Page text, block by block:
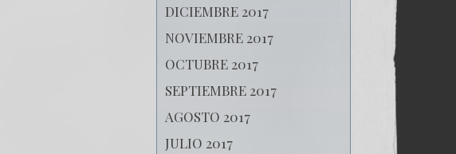
DICIEMBRE 2017
NOVIEMBRE 2017
OCTUBRE 2017
SEPTIEMBRE 2017
AGOSTO 2017
JULIO 2017